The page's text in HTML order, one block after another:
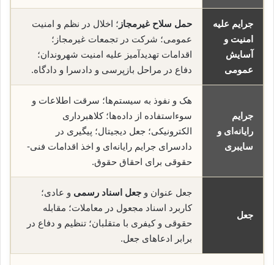
جرایم علیه
امنیت و
آسایش
عمومی
حمل سلاح غیرمجاز ؛ اخلال در نظم و امنیت
عمومی؛ شرکت در تجمعات غیرمجاز؛
اقدامات تهدیدآمیز علیه امنیت شهروندان؛
دفاع در مراحل بازپرسی و دادسرا و دادگاه.
جرایم
رایانه‌ای و
سایبری
هک و نفوذ به سیستم‌ها؛ سرقت اطلاعات و
سوء‌استفاده از داده‌ها؛ کلاهبرداری
الکترونیکی؛ جعل دیجیتال؛ پیگیری در
دادسرای جرایم رایانه‌ای و اخذ اقدامات فنی-
حقوقی برای احقاق حقوق.
جعل
جعل عنوان و جعل اسناد رسمی و عادی؛
کاربرد اسناد مجعول در معاملات؛ مقابله
حقوقی و کیفری با متقلبان؛ تنظیم و دفاع در
برابر ادعاهای جعل.